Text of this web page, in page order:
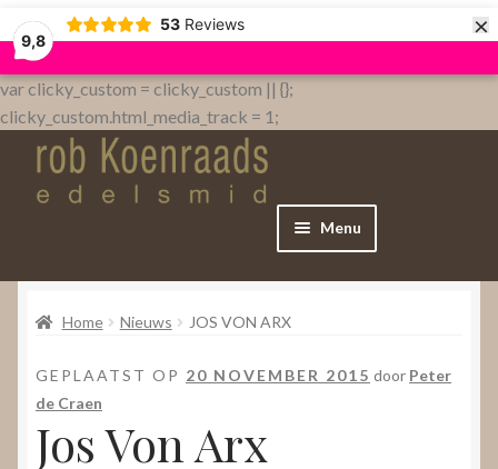
9,8
53 Reviews ×
var clicky_custom = clicky_custom || {};
clicky_custom.html_media_track = 1;
Menu
WebShop
Contact
Home Nieuws JOS VON ARX
GEPLAATST OP 20 NOVEMBER 2015 door Peter
de Craen
Jos Von Arx